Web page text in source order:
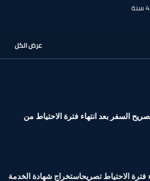
السفر بعد انتهاء فترة الاحتياط من
الاحتياط تصريحاستخراج شهادة الخدمة